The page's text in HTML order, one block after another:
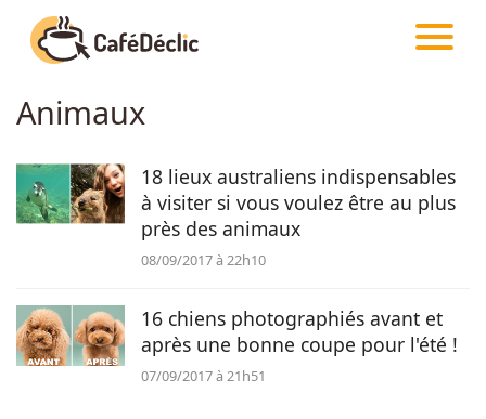
Astuces
Divertissement
Insolite
CAFÉDÉCLIC ARTICLES
Animaux
18 lieux australiens indispensables
à visiter si vous voulez être au plus
près des animaux
08/09/2017 à 22h10
16 chiens photographiés avant et
après une bonne coupe pour l'été !
07/09/2017 à 21h51